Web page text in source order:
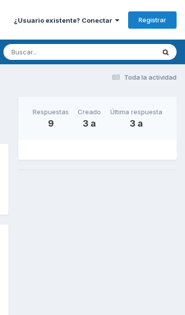
¿Usuario existente? Conectar Registrar
Toda la actividad
Respuestas
9
Creado
3 a
Última respuesta
3 a